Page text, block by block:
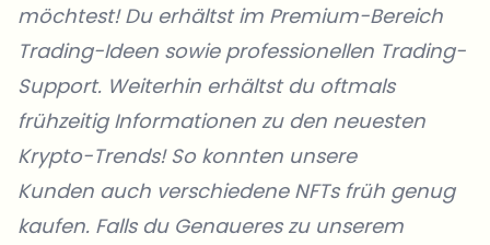
möchtest! Du erhältst im Premium-Bereich
Trading-Ideen sowie professionellen Trading-
Support. Weiterhin erhältst du oftmals
frühzeitig Informationen zu den neuesten
Krypto-Trends! So konnten unsere
Kunden auch verschiedene NFTs früh genug
kaufen. Falls du Genaueres zu unserem